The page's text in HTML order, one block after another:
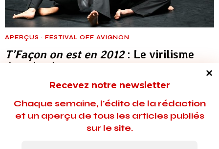
APERÇUS · FESTIVAL OFF AVIGNON
T’Façon on est en 2012: Le virilisme
dans le viseur
Aux Rencontres chorégraphiques internationales de Seine-
Saint-Denis, la Belge Loraine Dambermont s’inspire des
vidéos de clash entre hommes diffusées sur Internet pour
composer une chorégraphie – très premier degré – de la
Recevez notre newsletter
Chaque semaine, l'édito de la rédaction
et un aperçu de tous les articles publiés
sur le site.